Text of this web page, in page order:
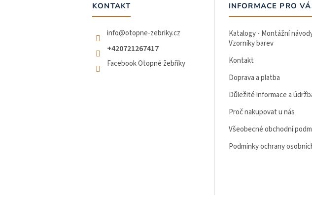
KONTAKT
info@otopne-zebriky.cz
+420721267417
Facebook Otopné žebříky
INFORMACE PRO
Katalogy - Montážní
Vzorníky barev
Kontakt
Doprava a platba
Důležité informace a
Proč nakupovat u nás
Všeobecné obchodní
Podmínky ochrany